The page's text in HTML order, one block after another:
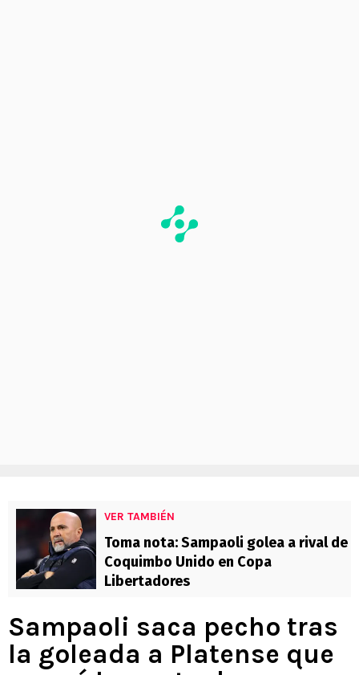
VER TAMBIÉN
Toma nota: Sampaoli golea a rival de
Coquimbo Unido en Copa
Libertadores
Sampaoli saca pecho tras
la goleada a Platense que